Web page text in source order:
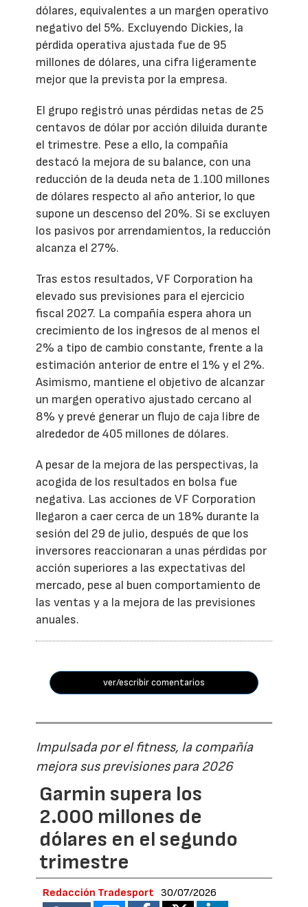
dólares, equivalentes a un margen operativo
negativo del 5%. Excluyendo Dickies, la
pérdida operativa ajustada fue de 95
millones de dólares, una cifra ligeramente
mejor que la prevista por la empresa.
El grupo registró unas pérdidas netas de 25
centavos de dólar por acción diluida durante
el trimestre. Pese a ello, la compañía
destacó la mejora de su balance, con una
reducción de la deuda neta de 1.100 millones
de dólares respecto al año anterior, lo que
supone un descenso del 20%. Si se excluyen
los pasivos por arrendamientos, la reducción
alcanza el 27%.
Tras estos resultados, VF Corporation ha
elevado sus previsiones para el ejercicio
fiscal 2027. La compañía espera ahora un
crecimiento de los ingresos de al menos el
2% a tipo de cambio constante, frente a la
estimación anterior de entre el 1% y el 2%.
Asimismo, mantiene el objetivo de alcanzar
un margen operativo ajustado cercano al
8% y prevé generar un flujo de caja libre de
alrededor de 405 millones de dólares.
A pesar de la mejora de las perspectivas, la
acogida de los resultados en bolsa fue
negativa. Las acciones de VF Corporation
llegaron a caer cerca de un 18% durante la
sesión del 29 de julio, después de que los
inversores reaccionaran a unas pérdidas por
acción superiores a las expectativas del
mercado, pese al buen comportamiento de
las ventas y a la mejora de las previsiones
anuales.
ver/escribir comentarios
Impulsada por el fitness, la compañía
mejora sus previsiones para 2026
Garmin supera los
2.000 millones de
dólares en el segundo
trimestre
Redacción Tradesport 30/07/2026